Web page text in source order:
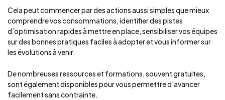
Cela peut commencer par des actions aussi simples que mieux
comprendre vos consommations, identifier des pistes
d’optimisation rapides à mettre en place, sensibiliser vos équipes
sur des bonnes pratiques faciles à adopter et vous informer sur
les évolutions à venir.
De nombreuses ressources et formations, souvent gratuites,
sont également disponibles pour vous permettre d’avancer
facilement sans contrainte.